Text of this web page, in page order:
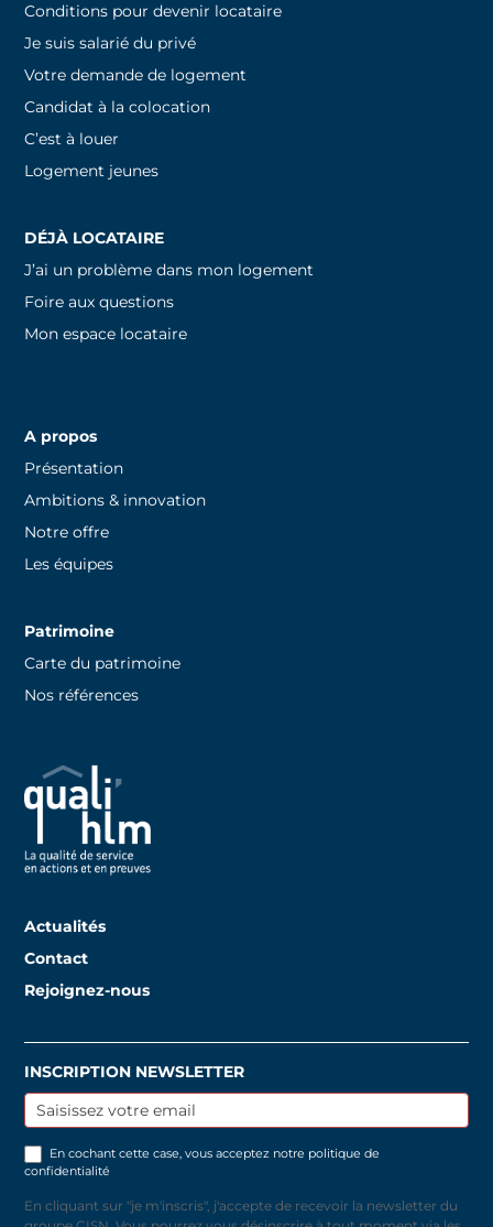
Conditions pour devenir locataire
Je suis salarié du privé
Votre demande de logement
Candidat à la colocation
C’est à louer
Logement jeunes
DÉJÀ LOCATAIRE
J’ai un problème dans mon logement
Foire aux questions
Mon espace locataire
A propos
Présentation
Ambitions & innovation
Notre offre
Les équipes
Patrimoine
Carte du patrimoine
Nos références
Actualités
Contact
Rejoignez-nous
Inscription
newsletter
INSCRIPTION NEWSLETTER
En cochant cette case, vous acceptez notre politique de
confidentialité
En cliquant sur "je m'inscris", j'accepte de recevoir la newsletter du